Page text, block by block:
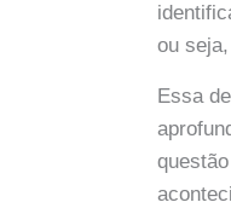
ou
Essa